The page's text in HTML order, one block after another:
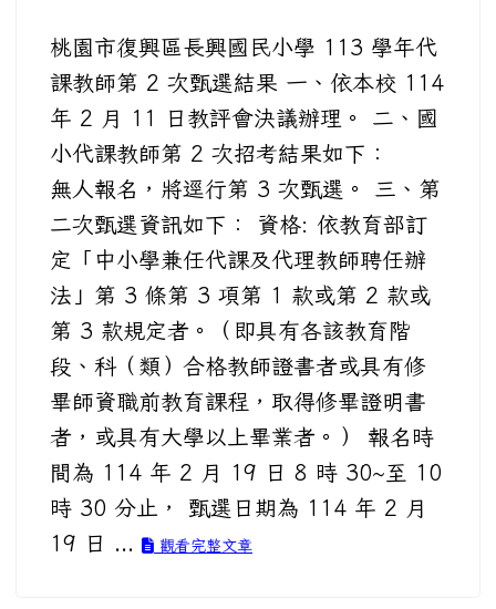
桃園市復興區長興國民小學 113 學年代
課教師第 2 次甄選結果 一、依本校 114
年 2 月 11 日教評會決議辦理。 二、國
小代課教師第 2 次招考結果如下：
無人報名，將逕行第 3 次甄選。 三、第
二次甄選資訊如下： 資格: 依教育部訂
定「中小學兼任代課及代理教師聘任辦
法」第 3 條第 3 項第 1 款或第 2 款或
第 3 款規定者。（即具有各該教育階
段、科（類）合格教師證書者或具有修
畢師資職前教育課程，取得修畢證明書
者，或具有大學以上畢業者。） 報名時
間為 114 年 2 月 19 日 8 時 30~至 10
時 30 分止， 甄選日期為 114 年 2 月
19 日 ...
觀看完整文章